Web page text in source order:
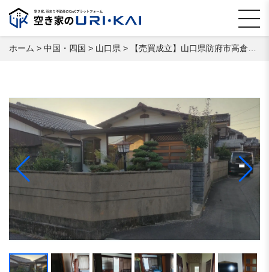
ホーム > 中国・四国 > 山口県 > 【売買成立】山口県防府市高倉 空き家